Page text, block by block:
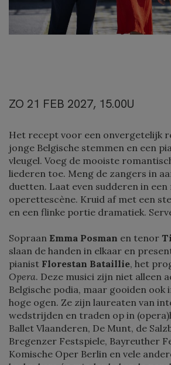
ZO 21 FEB 2027, 15.00U
Het recept voor een onvergetelijk
jonge Belgische stemmen en een
vleugel. Voeg de mooiste
liederen toe. Meng de zangers in
duetten. Laat even sudderen in een
operettescène. Kruid af met een
en een flinke portie dramatiek.
Sopraan Emma Posman en tenor
slaan de handen in elkaar en
pianist Florestan Bataillie, het
Opera. Deze musici zijn niet alleen
Belgische podia, maar gooiden
hoge ogen. Ze zijn laureaten van
wedstrijden en traden op in
Ballet Vlaanderen, De Munt, de
Bregenzer Festspiele, Bayreuther
Komische Oper Berlin en vele